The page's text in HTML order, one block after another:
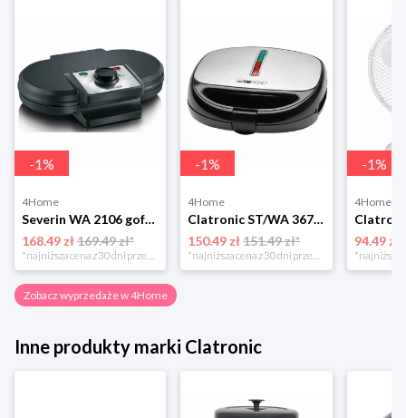
-1%
4Home
Severin WA 2106 gofrownica duo, czarny
168.49 zł169.49 zł*
*najniższa cena z 30 dni przed obniżką
-1%
4Home
Clatronic ST/WA 3670 Opiekacz do kanapek
150.49 zł 151.49 zł*
*najniższa cena z 30 dni przed obniżką
-1%
4Home
94.49 zł
Zobacz wyprzedaże w 4Home
Inne produkty marki Clatronic